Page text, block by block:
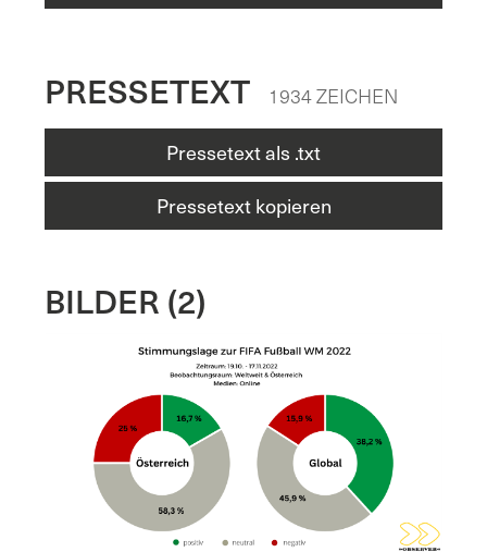
PRESSETEXT
1934 ZEICHEN
Pressetext als .txt
Pressetext kopieren
BILDER (2)